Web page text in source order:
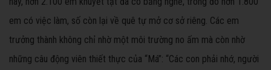
em có việc làm, số còn lại về quê tự mở cơ sở riêng. Các em
trưởng thành không chỉ nhờ một môi trường no ấm mà còn nhờ
những câu động viên thiết thực của “Má”: “Các con phải nhớ, người